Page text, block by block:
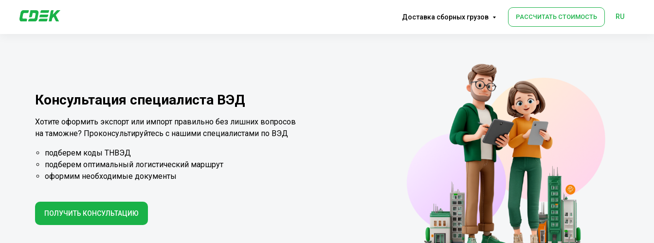
Доставка сборных грузов РАССЧИТАТЬ СТОИМОСТЬ RU
без лишних вопросов
специалистами по ВЭД
маршрут
ВЭД
Экспорт из России, Казахстана и
Международная доставка B2B
Международная
и документов
ОСТАВИТЬ ЗАЯВКУ